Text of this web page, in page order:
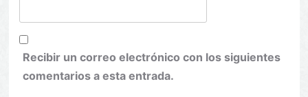
Recibir un correo electrónico con los siguientes
comentarios a esta entrada.